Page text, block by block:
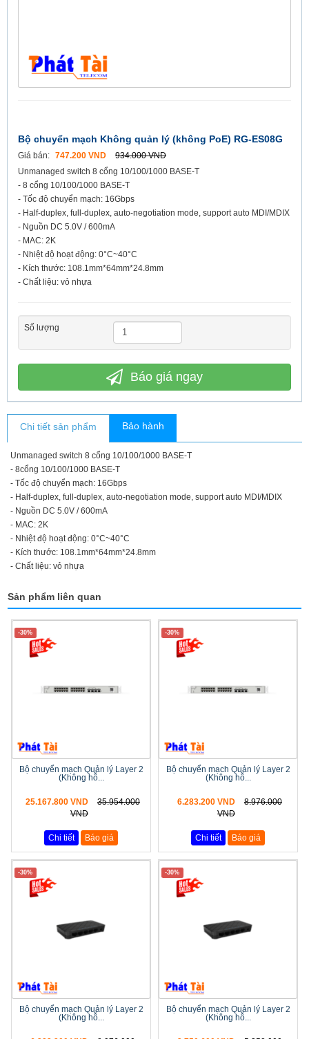
Bộ chuyển mạch Không quản lý (không PoE) RG-ES08G
Giá bán: 747.200 VND
934.000 VND
Unmanaged switch 8 cổng 10/100/1000 BASE-T
- 8 cổng 10/100/1000 BASE-T
- Tốc độ chuyển mạch: 16Gbps
- Half-duplex, full-duplex, auto-negotiation mode, support auto MDI/MDIX
- Nguồn DC 5.0V / 600mA
- MAC: 2K
- Nhiệt độ hoạt động: 0°C~40°C
- Kích thước: 108.1mm*64mm*24.8mm
- Chất liệu: vỏ nhựa
Số lượng
Báo giá ngay
Chi tiết sản phẩm Bảo hành
Unmanaged switch 8 cổng 10/100/1000 BASE-T
- 8cổng 10/100/1000 BASE-T
- Tốc độ chuyển mạch: 16Gbps
- Half-duplex, full-duplex, auto-negotiation mode, support auto MDI/MDIX
- Nguồn DC 5.0V / 600mA
- MAC: 2K
- Nhiệt độ hoạt động: 0°C~40°C
- Kích thước: 108.1mm*64mm*24.8mm
- Chất liệu: vỏ nhựa
Sản phẩm liên quan
-30%
Bộ chuyển mạch Quản lý Layer 2
(Không hỗ...
25.167.800 VND
35.954.000
VND
Chi tiết Báo giá
-30%
Bộ chuyển mạch Quản lý Layer 2
(Không hỗ...
6.283.200 VND
8.976.000
VND
Chi tiết Báo giá
-30%
Bộ chuyển mạch Quản lý Layer 2
(Không hỗ...
-30%
Bộ chuyển mạch Quản lý Layer 2
(Không hỗ...